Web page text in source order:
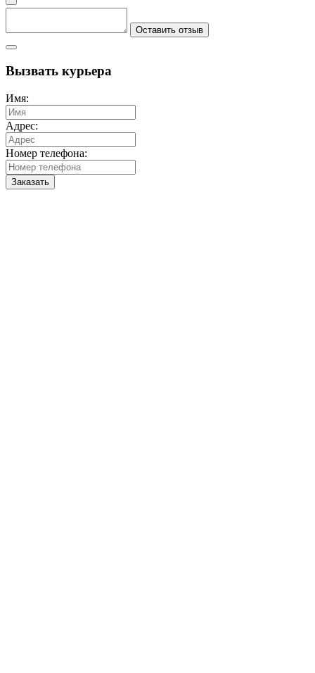
Оставить отзыв
Вызвать курьера
Имя:
Адрес:
Номер телефона:
Заказать